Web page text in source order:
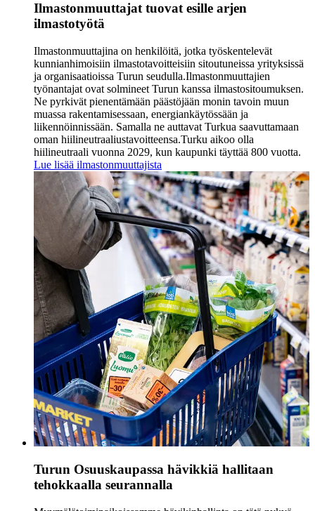
Ilmastonmuuttajat tuovat esille arjen
ilmastotyötä
Ilmastonmuuttajina on henkilöitä, jotka työskentelevät
kunnianhimoisiin ilmastotavoitteisiin sitoutuneissa yrityksissä
ja organisaatioissa Turun seudulla.Ilmastonmuuttajien
työnantajat ovat solmineet Turun kanssa ilmastositoumuksen.
Ne pyrkivät pienentämään päästöjään monin tavoin muun
muassa rakentamisessaan, energiankäytössään ja
liikennöinnissään. Samalla ne auttavat Turkua saavuttamaan
oman hiilineutraaliustavoitteensa.Turku aikoo olla
hiilineutraali vuonna 2029, kun kaupunki täyttää 800 vuotta.
Lue lisää ilmastonmuuttajista
Turun Osuuskaupassa hävikkiä hallitaan
tehokkaalla seurannalla